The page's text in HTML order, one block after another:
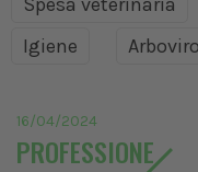
Igiene
16/04/2024
PROFESSIONE